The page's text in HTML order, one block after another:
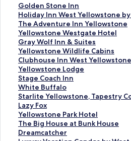
Golden Stone Inn
G
o
l
d
e
n
S
t
o
n
e
I
n
n
페
Holiday Inn West Yellowstone by
H
o
l
i
d
a
y
I
n
n
W
e
s
t
The Adventure Inn Yellowstone
T
h
e
A
d
v
e
n
t
u
r
e
I
Yellowstone Westgate Hotel
Y
e
l
l
o
w
s
t
o
n
e
W
Gray Wolf Inn & Suites
G
r
a
y
W
o
l
f
I
n
n
Yellowstone Wildlife Cabins
Y
e
l
l
o
w
s
t
o
n
Clubhouse Inn West Yellowstone
C
l
u
b
h
o
u
s
e
Yellowstone Lodge
Y
e
l
l
o
w
s
t
Stage Coach Inn
S
t
a
g
e
C
o
White Buffalo
W
h
i
t
e
B
Starlite Yellowstone, Tapestry
S
t
a
r
l
Lazy Fox
L
a
z
y
Yellowstone Park Hotel
Y
e
l
The Big House at Bunk House
T
h
Dreamcatcher
D